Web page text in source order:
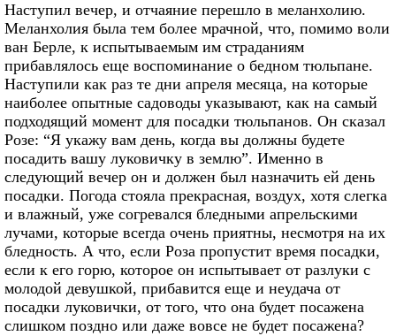
Наступил вечер, и отчаяние перешло в меланхолию.
Меланхолия была тем более мрачной, что, помимо воли
ван Берле, к испытываемым им страданиям
прибавлялось еще воспоминание о бедном тюльпане.
Наступили как раз те дни апреля месяца, на которые
наиболее опытные садоводы указывают, как на самый
подходящий момент для посадки тюльпанов. Он сказал
Розе: “Я укажу вам день, когда вы должны будете
посадить вашу луковичку в землю”. Именно в
следующий вечер он и должен был назначить ей день
посадки. Погода стояла прекрасная, воздух, хотя слегка
и влажный, уже согревался бледными апрельскими
лучами, которые всегда очень приятны, несмотря на их
бледность. А что, если Роза пропустит время посадки,
если к его горю, которое он испытывает от разлуки с
молодой девушкой, прибавится еще и неудача от
посадки луковички, от того, что она будет посажена
слишком поздно или даже вовсе не будет посажена?